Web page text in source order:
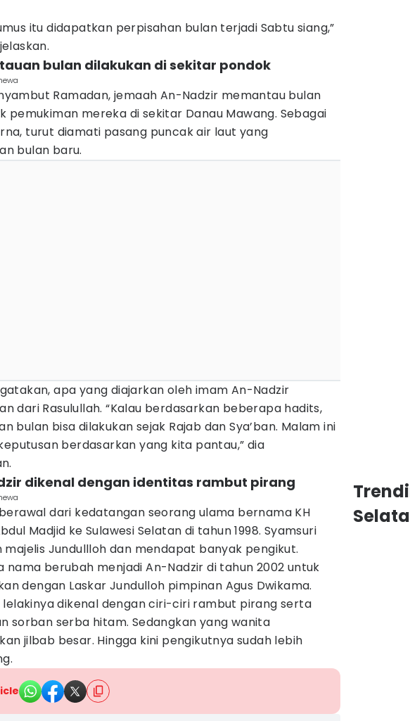
itu didapatkan perpisahan bulan terjadi Sabtu siang,”
bulan dilakukan di sekitar pondok
Ramadan, jemaah An-Nadzir memantau bulan
pemukiman mereka di sekitar Danau Mawang. Sebagai
turut diamati pasang puncak air laut yang
bulan baru.
apa yang diajarkan oleh imam An-Nadzir
dari Rasulullah. “Kalau berdasarkan beberapa hadits,
bulan bisa dilakukan sejak Rajab dan Sya’ban. Malam ini
berdasarkan yang kita pantau,” dia
dikenal dengan identitas rambut pirang
dari kedatangan seorang ulama bernama KH
Madjid ke Sulawesi Selatan di tahun 1998. Syamsuri
majelis Jundullloh dan mendapat banyak pengikut.
nama berubah menjadi An-Nadzir di tahun 2002 untuk
dengan Laskar Jundulloh pimpinan Agus Dwikama.
lelakinya dikenal dengan ciri-ciri rambut pirang serta
sorban serba hitam. Sedangkan yang wanita
jilbab besar. Hingga kini pengikutnya sudah lebih